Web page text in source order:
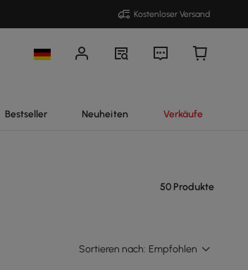
Kostenloser Versand
Bestseller Neuheiten Verkäufe
50 Produkte
Sortieren nach: Empfohlen